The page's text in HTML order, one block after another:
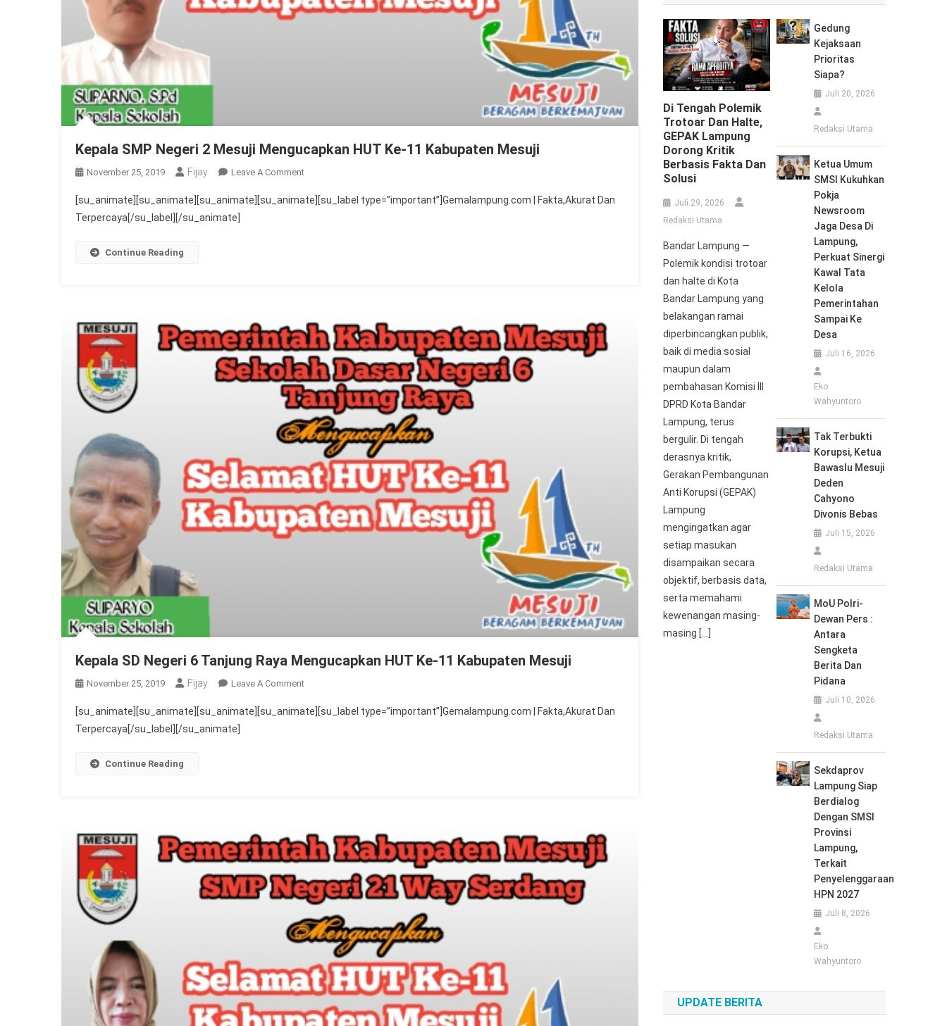
Kepala SMP Negeri 2 Mesuji Mengucapkan HUT Ke-11 Kabupaten Mesuji
November 25, 2019 Fijay Leave A CommentOn
SMP
Kabupaten
Mesuji
[su_animate][su_animate][su_animate][su_animate][su_label type=”important”]Gemalampung.com | Fakta,Akurat Dan
Terpercaya[/su_label][/su_animate]
Continue Reading
Kepala SD Negeri 6 Tanjung Raya Mengucapkan HUT Ke-11 Kabupaten Mesuji
November 25, 2019 Fijay Leave A CommentOn
SD
11
Kabupaten
Mesuji
[su_animate][su_animate][su_animate][su_animate][su_label type=”important”]Gemalampung.com | Fakta,Akurat Dan
Terpercaya[/su_label][/su_animate]
Continue Reading
Di Tengah Polemik
Trotoar Dan Halte,
GEPAK Lampung
Dorong Kritik
Berbasis Fakta Dan
Solusi
Juli 29, 2026
Redaksi Utama
Bandar Lampung —
Polemik kondisi trotoar
dan halte di Kota
Bandar Lampung yang
belakangan ramai
diperbincangkan publik,
baik di media sosial
maupun dalam
pembahasan Komisi III
DPRD Kota Bandar
Lampung, terus
bergulir. Di tengah
derasnya kritik,
Gerakan Pembangunan
Anti Korupsi (GEPAK)
Lampung
mengingatkan agar
setiap masukan
disampaikan secara
objektif, berbasis data,
serta memahami
kewenangan masing-
masing […]
Gedung
Kejaksaan
Prioritas
Siapa?
Juli 20, 2026
Redaksi Utama
Ketua Umum
SMSI Kukuhkan
Pokja
Newsroom
Jaga Desa Di
Lampung,
Perkuat Sinergi
Kawal Tata
Kelola
Pemerintahan
Sampai Ke
Desa
Juli 16, 2026
Eko
Wahyuntoro
Tak Terbukti
Korupsi, Ketua
Bawaslu Mesuji
Deden
Cahyono
Divonis Bebas
Juli 15, 2026
Redaksi Utama
MoU Polri-
Dewan Pers :
Antara
Sengketa
Berita Dan
Pidana
Juli 10, 2026
Redaksi Utama
Sekdaprov
Lampung Siap
Berdialog
Dengan SMSI
Provinsi
Lampung,
Terkait
Penyelenggaraan
HPN 2027
Juli 8, 2026
Eko
Wahyuntoro
UPDATE BERITA